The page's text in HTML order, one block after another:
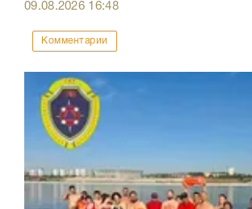
09.08.2026 16:48
Комментарии